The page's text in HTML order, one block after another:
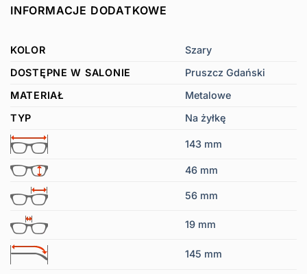
INFORMACJE DODATKOWE
KOLOR
Szary
DOSTĘPNE W SALONIE
Pruszcz Gdański
MATERIAŁ
Metalowe
TYP
Na żyłkę
143 mm
46 mm
56 mm
19 mm
145 mm